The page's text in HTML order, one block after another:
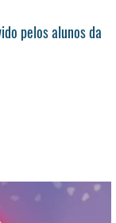
pelos alunos da